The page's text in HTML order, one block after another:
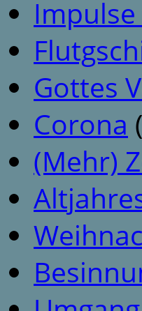
Gottes
Corona
(Mehr)